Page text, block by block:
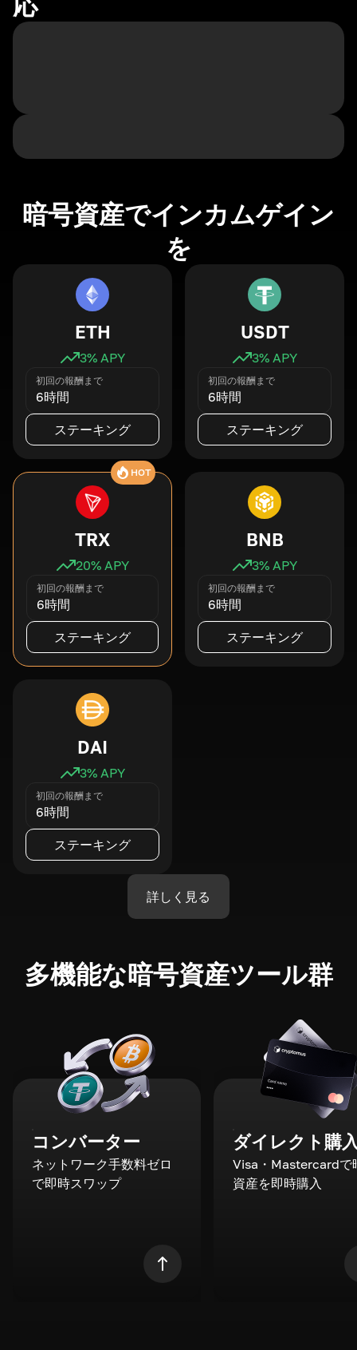
暗号資産でインカムゲイン
を
ETH
3% APY
初回の報酬まで
6時間
ステーキング
USDT
3% APY
初回の報酬まで
6時間
ステーキング
HOT
TRX
20% APY
初回の報酬まで
6時間
ステーキング
BNB
3% APY
初回の報酬まで
6時間
ステーキング
DAI
3% APY
初回の報酬まで
6時間
ステーキング
詳しく見る
多機能な暗号資産ツール群
コンバーター
ネットワーク手数料ゼロ
で即時スワップ
ダイレクト購
Visa・Mastercardで
資産を即時購入